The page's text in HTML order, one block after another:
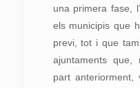
una primera fase,
els municipis que
previ, tot i que
ajuntaments que,
part